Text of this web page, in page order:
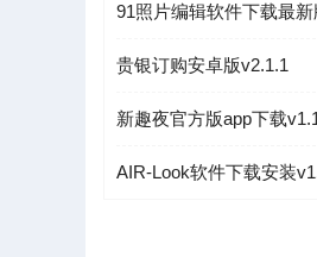
91照片编辑软件下载最新
贵银订购安卓版v2.1.1
新趣夜官方版app下载
AIR-Look软件下载安装